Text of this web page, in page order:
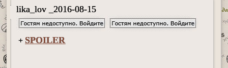
lika_lov _2016-08-15
+ SPOILER